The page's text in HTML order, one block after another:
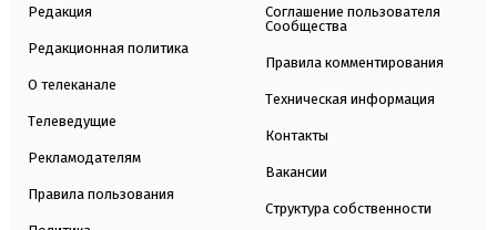
Редакция
Редакционная политика
О телеканале
Телеведущие
Рекламодателям
Правила пользования
Соглашение пользователя
Сообщества
Правила комментирования
Техническая информация
Контакты
Вакансии
Структура собственности